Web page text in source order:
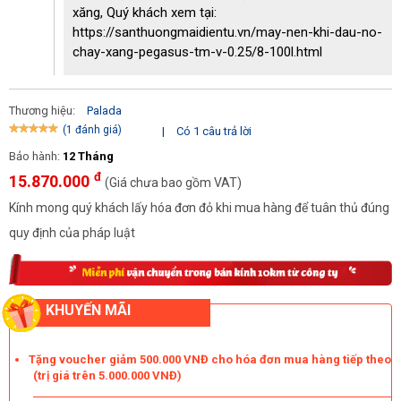
Đặc điểm nổi bật của máy nén khí Palada PA - 750300
Thiết kế hiện đại
xăng, Quý khách xem tại:
https://santhuongmaidientu.vn/may-nen-khi-dau-no-
chay-xang-pegasus-tm-v-0.25/8-100l.html
Thương hiệu: Palada
(1 đánh giá) |
Có 1 câu trả lời
Bảo hành: 12 Tháng
15.870.000 đ (Giá chưa bao gồm VAT)
Kính mong quý khách lấy hóa đơn đỏ khi mua hàng để tuân thủ đúng
quy định của pháp luật
KHUYẾN MÃI
Tặng voucher giảm 500.000 VNĐ cho hóa đơn mua hàng tiếp theo
(trị giá trên 5.000.000 VNĐ)